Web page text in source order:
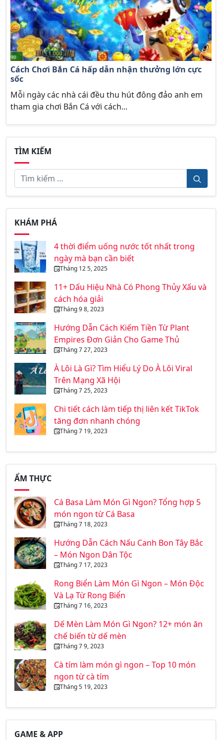
Cách Chơi Bắn Cá hấp dẫn nhận thưởng lớn cực
sốc
Mỗi ngày các nhà cái đều thu hút đông đảo anh em
tham gia chơi Bắn Cá với cách...
TÌM KIẾM
KHÁM PHÁ
4 thời điểm uống nước tốt nhất trong
ngày mà bạn cần biết
Tháng 12 5, 2025
11+ Dấu Hiệu Nhà Có Phong Thủy Xấu và
cách hóa giải
Tháng 9 8, 2023
Hướng Dẫn Cách Kiếm Tiền Từ Plant
Empires Đơn Giản Cho Game Thủ
Tháng 7 27, 2023
À Lôi Là Gì? Tìm Hiểu Lý Do À Lôi Viral
Trên Mạng Xã Hội
Tháng 7 25, 2023
Chi tiết cách làm tiếp thị liên kết TikTok
tăng đơn nhanh chóng
Tháng 7 19, 2023
ẨM THỰC
Cá Basa Làm Món Gì Ngon? Tổng hợp 5
món ngon từ Cá Basa
Tháng 7 18, 2023
Hướng Dẫn Cách Nấu Canh Bon Tây Bắc
– Món Ngon Dân Tộc
Tháng 7 17, 2023
Rong Biển Làm Món Gì Ngon – Món Độc
Và Lạ Từ Rong Biển
Tháng 7 16, 2023
Dế Mèn Làm Món Gì Ngon? 12+ món ăn
chế biến từ dế mèn
Tháng 7 9, 2023
Cà tím làm món gì ngon – Top 10 món
ngon từ cà tím
Tháng 5 19, 2023
GAME & APP